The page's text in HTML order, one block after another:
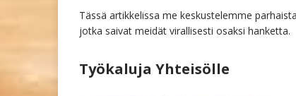
Tässä artikkelissa me keskustelemme
jotka saivat meidät virallisesti osaksi hanketta.
Työkaluja Yhteisölle